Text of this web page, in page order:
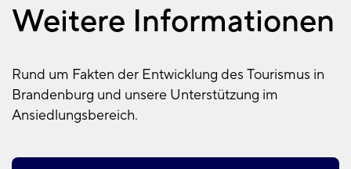
Weitere Informationen
Rund um Fakten der Entwicklung des Tourismus in
Brandenburg und unsere Unterstützung im
Ansiedlungsbereich.